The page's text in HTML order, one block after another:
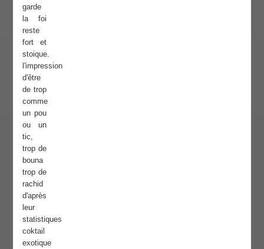
garde
la foi
reste
fort et
stoique.
l'impression
d'être
de trop
comme
un pou
ou un
tic,
trop de
bouna
trop de
rachid
d'après
leur
statistiques
coktail
exotique